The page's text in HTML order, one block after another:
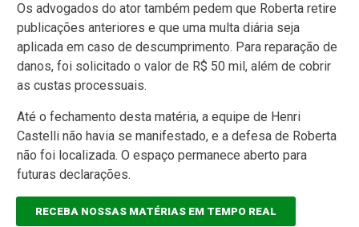
Os advogados do ator também pedem que Roberta retire
publicações anteriores e que uma multa diária seja
aplicada em caso de descumprimento. Para reparação de
danos, foi solicitado o valor de R$ 50 mil, além de cobrir
as custas processuais.
Até o fechamento desta matéria, a equipe de Henri
Castelli não havia se manifestado, e a defesa de Roberta
não foi localizada. O espaço permanece aberto para
futuras declarações.
RECEBA NOSSAS MATÉRIAS EM TEMPO REAL